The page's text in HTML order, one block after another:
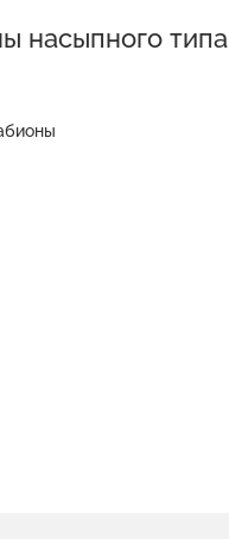
насыпного типа